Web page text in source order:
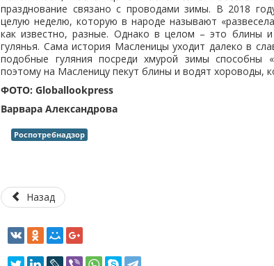
празднование связано с проводами зимы. В 2018
целую неделю, которую в народе называют
как известно, разные. Однако в целом – это блины
гулянья. Сама история Масленицы уходит далеко в
подобные гуляния посреди хмурой зимы способны
поэтому на Масленицу пекут блины и водят хороводы,
ФОТО: Globallookpress
Варвара Александрова
Роспотребнадзор
Назад